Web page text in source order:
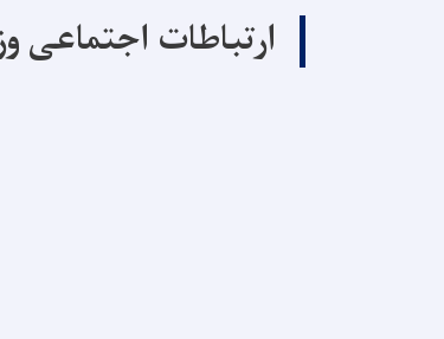
ارتباطات اجتماعی